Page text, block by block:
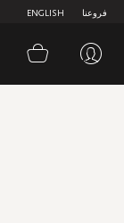
ENGLISH فروعنا
سلة